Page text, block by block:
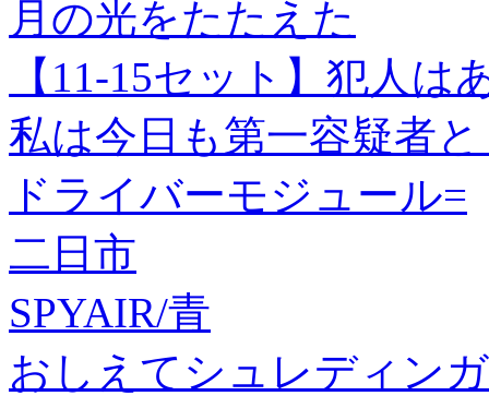
月の光をたたえた
【11-15セット】犯人
私は今日も第一容疑者
ドライバーモジュール=
二日市
SPYAIR/青
おしえてシュレディン